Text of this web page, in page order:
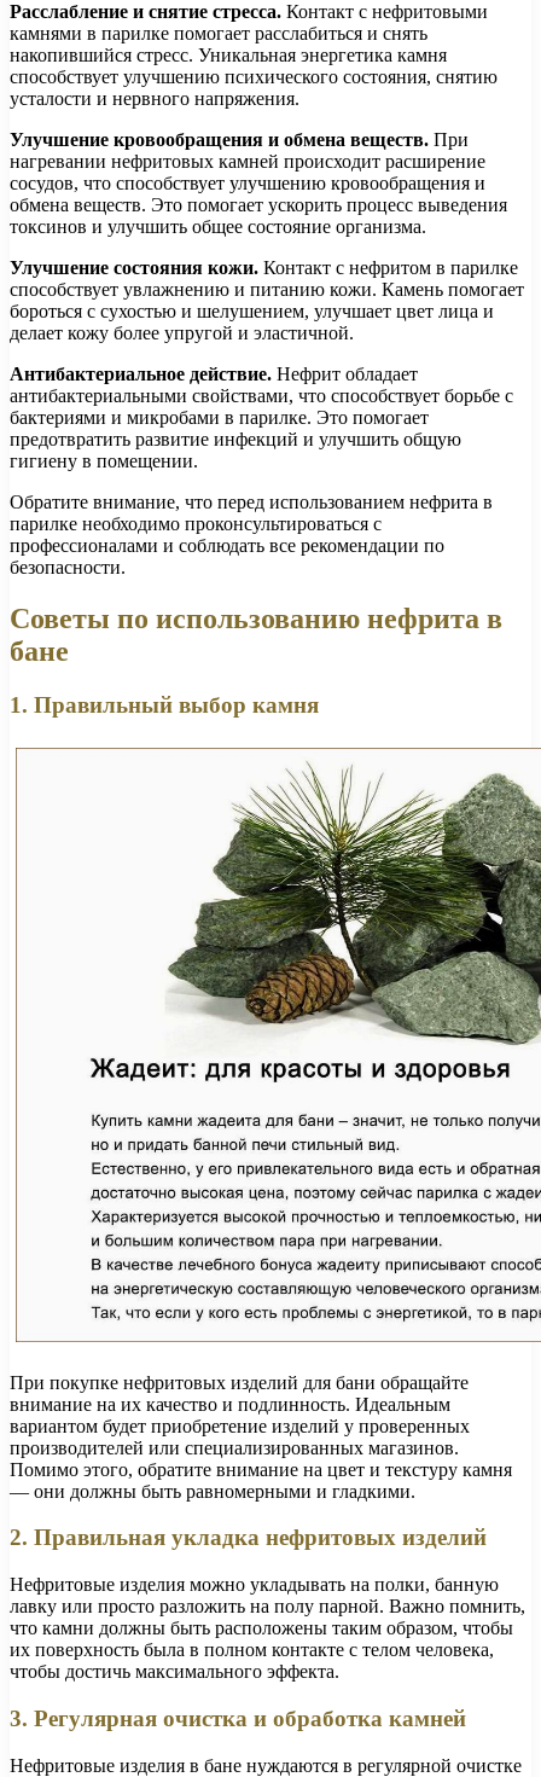
Расслабление и снятие стресса. Контакт с нефритовыми
камнями в парилке помогает расслабиться и снять
накопившийся стресс. Уникальная энергетика камня
способствует улучшению психического состояния, снятию
усталости и нервного напряжения.
Улучшение кровообращения и обмена веществ. При
нагревании нефритовых камней происходит расширение
сосудов, что способствует улучшению кровообращения и
обмена веществ. Это помогает ускорить процесс выведения
токсинов и улучшить общее состояние организма.
Улучшение состояния кожи. Контакт с нефритом в парилке
способствует увлажнению и питанию кожи. Камень помогает
бороться с сухостью и шелушением, улучшает цвет лица и
делает кожу более упругой и эластичной.
Антибактериальное действие. Нефрит обладает
антибактериальными свойствами, что способствует борьбе с
бактериями и микробами в парилке. Это помогает
предотвратить развитие инфекций и улучшить общую
гигиену в помещении.
Обратите внимание, что перед использованием нефрита в
парилке необходимо проконсультироваться с
профессионалами и соблюдать все рекомендации по
безопасности.
Советы по использованию нефрита в
бане
1. Правильный выбор камня
При покупке нефритовых изделий для бани обращайте
внимание на их качество и подлинность. Идеальным
вариантом будет приобретение изделий у проверенных
производителей или специализированных магазинов.
Помимо этого, обратите внимание на цвет и текстуру камня
— они должны быть равномерными и гладкими.
2. Правильная укладка нефритовых изделий
Нефритовые изделия можно укладывать на полки, банную
лавку или просто разложить на полу парной. Важно помнить,
что камни должны быть расположены таким образом, чтобы
их поверхность была в полном контакте с телом человека,
чтобы достичь максимального эффекта.
3. Регулярная очистка и обработка камней
Нефритовые изделия в бане нуждаются в регулярной очистке